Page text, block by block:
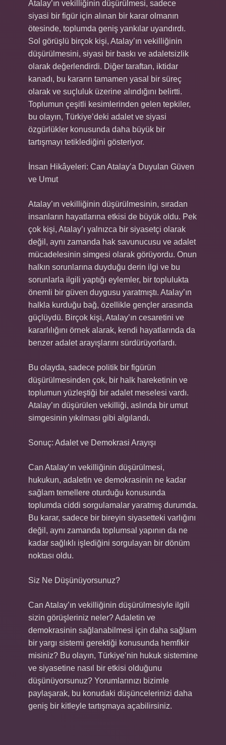
Atalay’ın vekilliğinin düşürülmesi, sadece
siyasi bir figür için alınan bir karar olmanın
ötesinde, toplumda geniş yankılar uyandırdı.
Sol görüşlü birçok kişi, Atalay’ın vekilliğinin
düşürülmesini, siyasi bir baskı ve adaletsizlik
olarak değerlendirdi. Diğer taraftan, iktidar
kanadı, bu kararın tamamen yasal bir süreç
olarak ve suçluluk üzerine alındığını belirtti.
Toplumun çeşitli kesimlerinden gelen tepkiler,
bu olayın, Türkiye’deki adalet ve siyasi
özgürlükler konusunda daha büyük bir
tartışmayı tetiklediğini gösteriyor.
İnsan Hikâyeleri: Can Atalay’a Duyulan Güven
ve Umut
Atalay’ın vekilliğinin düşürülmesinin, sıradan
insanların hayatlarına etkisi de büyük oldu. Pek
çok kişi, Atalay’ı yalnızca bir siyasetçi olarak
değil, aynı zamanda hak savunucusu ve adalet
mücadelesinin simgesi olarak görüyordu. Onun
halkın sorunlarına duyduğu derin ilgi ve bu
sorunlarla ilgili yaptığı eylemler, bir toplulukta
önemli bir güven duygusu yaratmıştı. Atalay’ın
halkla kurduğu bağ, özellikle gençler arasında
güçlüydü. Birçok kişi, Atalay’ın cesaretini ve
kararlılığını örnek alarak, kendi hayatlarında da
benzer adalet arayışlarını sürdürüyorlardı.
Bu olayda, sadece politik bir figürün
düşürülmesinden çok, bir halk hareketinin ve
toplumun yüzleştiği bir adalet meselesi vardı.
Atalay’ın düşürülen vekilliği, aslında bir umut
simgesinin yıkılması gibi algılandı.
Sonuç: Adalet ve Demokrasi Arayışı
Can Atalay’ın vekilliğinin düşürülmesi,
hukukun, adaletin ve demokrasinin ne kadar
sağlam temellere oturduğu konusunda
toplumda ciddi sorgulamalar yaratmış durumda.
Bu karar, sadece bir bireyin siyasetteki varlığını
değil, aynı zamanda toplumsal yapının da ne
kadar sağlıklı işlediğini sorgulayan bir dönüm
noktası oldu.
Siz Ne Düşünüyorsunuz?
Can Atalay’ın vekilliğinin düşürülmesiyle ilgili
sizin görüşleriniz neler? Adaletin ve
demokrasinin sağlanabilmesi için daha sağlam
bir yargı sistemi gerektiği konusunda hemfikir
misiniz? Bu olayın, Türkiye’nin hukuk sistemine
ve siyasetine nasıl bir etkisi olduğunu
düşünüyorsunuz? Yorumlarınızı bizimle
paylaşarak, bu konudaki düşüncelerinizi daha
geniş bir kitleyle tartışmaya açabilirsiniz.